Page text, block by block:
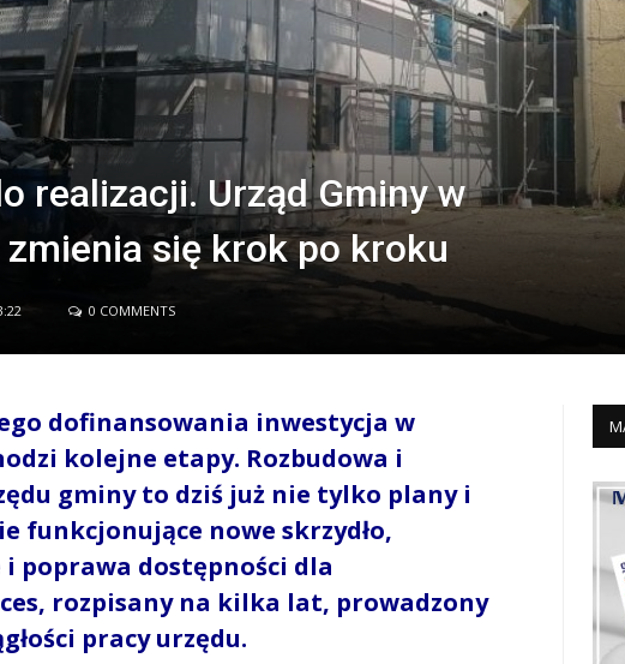
realizacji. Urząd Gminy w
się krok po kroku
0 COMMENTS
dofinansowania inwestycja w
kolejne etapy. Rozbudowa i
gminy to dziś już nie tylko plany i
funkcjonujące nowe skrzydło,
poprawa dostępności dla
rozpisany na kilka lat, prowadzony
pracy urzędu.